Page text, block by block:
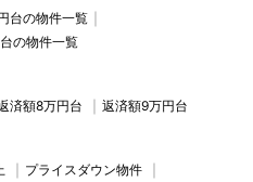
台の物件一覧
の物件一覧
済額8万円台 返済額9万円台
プライスダウン物件